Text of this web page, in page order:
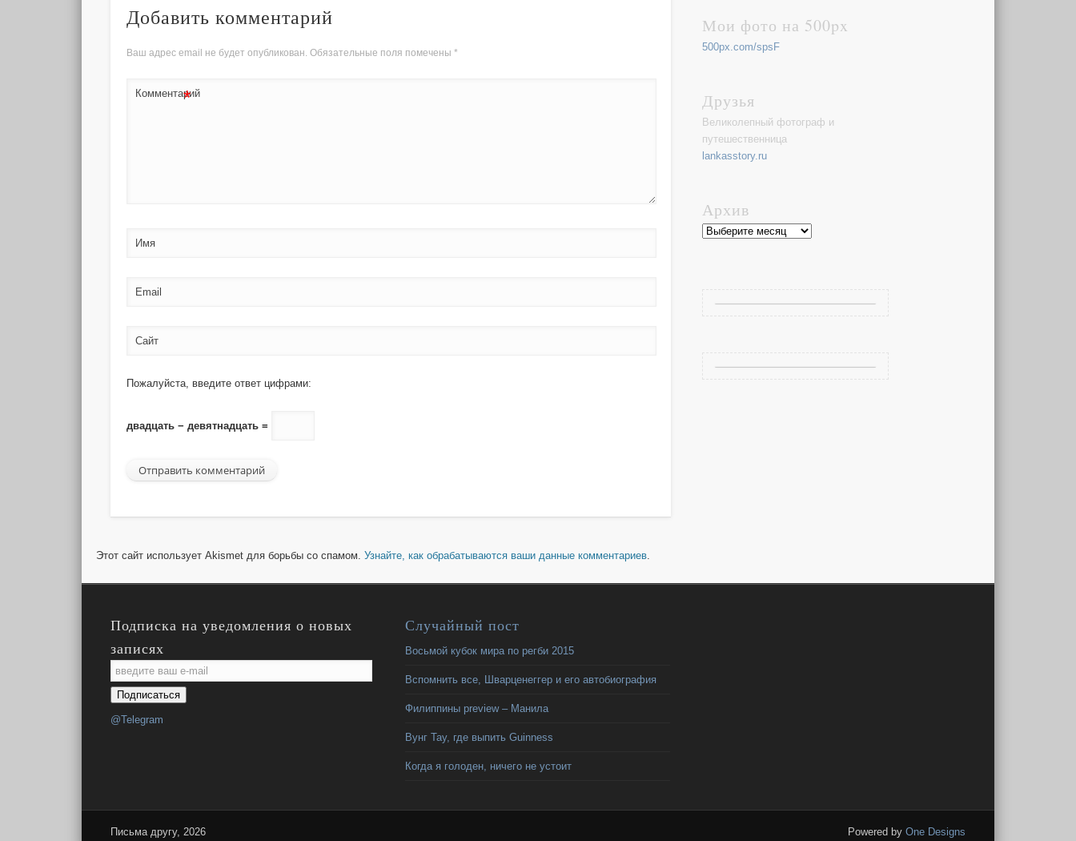
Добавить комментарий
Ваш адрес email не будет опубликован. Обязательные поля помечены*
Комментарий
*
Имя
Email
Сайт
Пожалуйста, введите ответ цифрами:
двадцать − девятнадцать =
Этот сайт использует Akismet для борьбы со спамом.Узнайте, как обрабатываются ваши данные комментариев.
Мои фото на 500px
500px.com/spsF
Друзья
Великолепный фотограф и
путешественница
lankasstory.ru
Архив
Архив
Подписка на уведомления о новых
записях
Email
Subscription
Подписаться
@Telegram
Случайный пост
Восьмой кубок мира по регби 2015
Вспомнить все, Шварценеггер и его автобиография
Филиппины preview – Манила
Вунг Тау, где выпить Guinness
Когда я голоден, ничего не устоит
Письма другу, 2026 Powered by One Designs